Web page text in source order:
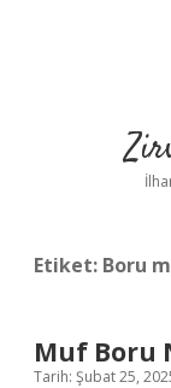
Etiket: Boru
Muf Boru
Tarih: Şubat 25,